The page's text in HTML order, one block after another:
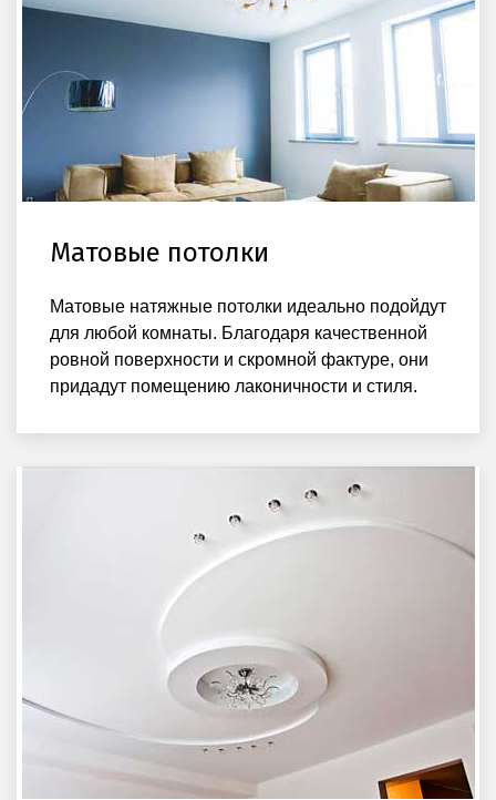
Матовые потолки
Матовые натяжные потолки идеально подойдут
для любой комнаты. Благодаря качественной
ровной поверхности и скромной фактуре, они
придадут помещению лаконичности и стиля.